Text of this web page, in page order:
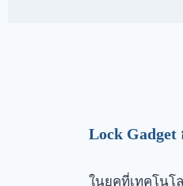
Lock
ในยุคที่เทคโนโ